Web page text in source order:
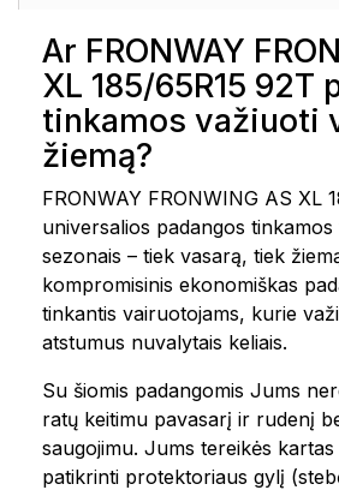
Ar FRONWAY
XL 185/65R15 92T
tinkamos važiuoti
žiemą?
FRONWAY FRONWING AS XL
universalios padangos tinkamos
sezonais – tiek vasarą, tiek
kompromisinis ekonomiškas
tinkantis vairuotojams, kurie
atstumus nuvalytais keliais.
Su šiomis padangomis Jums
ratų keitimu pavasarį ir rudenį
saugojimu. Jums tereikės
patikrinti protektoriaus gylį